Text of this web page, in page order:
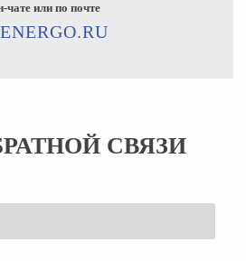
СВЯЗИ
чате или по почте